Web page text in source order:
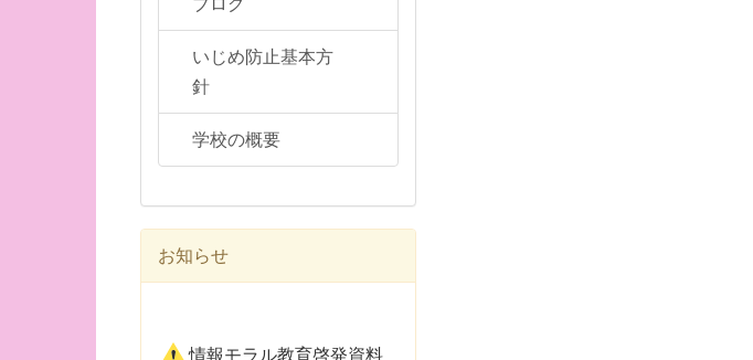
いじめ防止基本方
針
学校の概要
お知らせ
情報モラル教育啓発資料